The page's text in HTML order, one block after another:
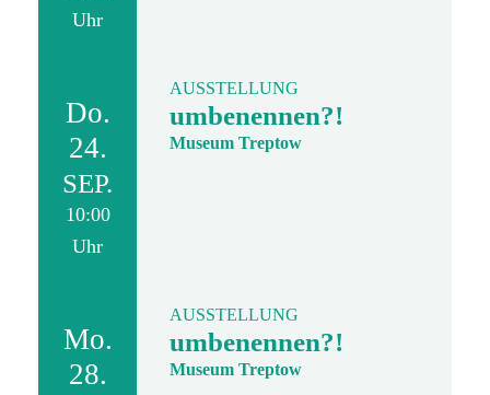
Uhr
Do.
24.
SEP.
10:00
Uhr
AUSSTELLUNG
umbenennen?!
Museum Treptow
Mo.
28.
AUSSTELLUNG
umbenennen?!
Museum Treptow